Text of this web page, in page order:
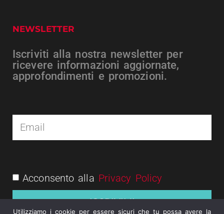
NEWSLETTER
Iscriviti alla nostra newsletter per
ricevere informazioni aggiornate,
approfondimenti e promozioni.
Acconsento alla Privacy Policy
ISCRIVIMI
Utilizziamo i cookie per essere sicuri che tu possa avere la